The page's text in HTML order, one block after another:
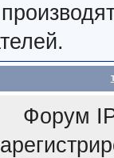
Форум